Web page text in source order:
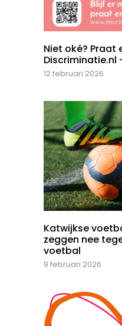
Niet oké? Praat
Discriminatie.nl
12 februari 2026
Katwijkse
zeggen nee
voetbal
9 februari 2026